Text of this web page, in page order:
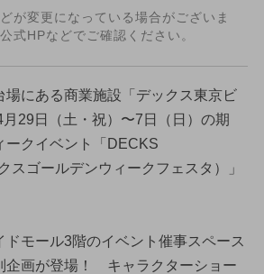
が変更になっている場合がございま
式HPなどでご確認ください。
場にある商業施設「デックス東京ビ
29日（土・祝）〜7日（日）の期
ークイベント「DECKS
スゴールデンウィークフェスタ）」
ドモール3階のイベント催事スペース
企画が登場！ キャラクターショー